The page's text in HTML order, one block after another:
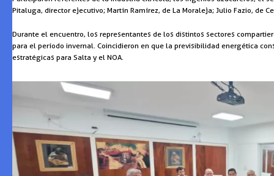
Pitaluga, director ejecutivo; Martín Ramírez, de La Moraleja; Julio Fazio, de
Durante el encuentro, los representantes de los distintos sectores
para el período invernal. Coincidieron en que la previsibilidad energética
estratégicas para Salta y el NOA.